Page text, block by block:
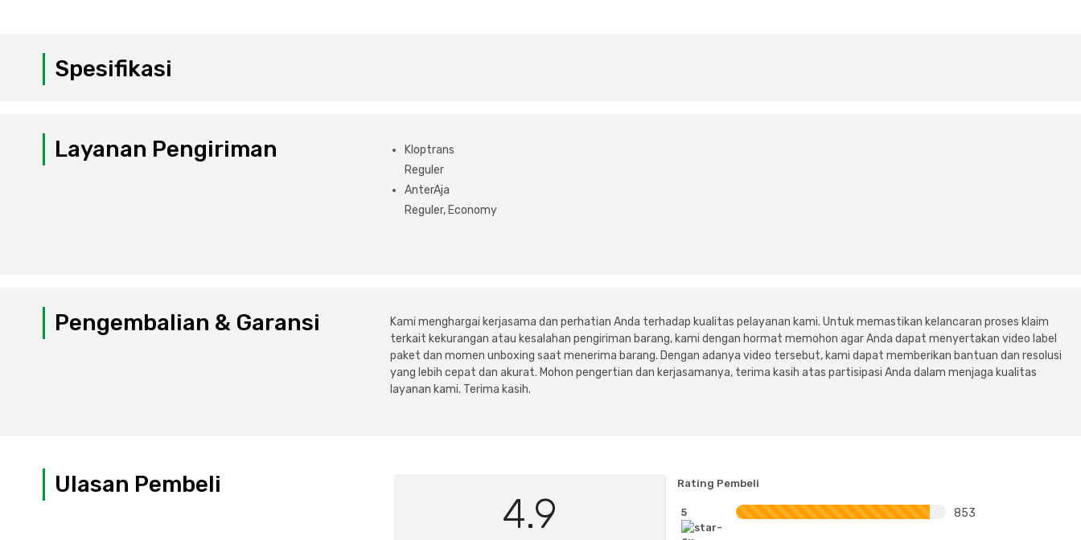
Spesifikasi
Layanan Pengiriman
Kloptrans
Reguler
AnterAja
Reguler, Economy
Pengembalian & Garansi
Kami menghargai kerjasama dan perhatian Anda terhadap kualitas pelayanan kami. Untuk memastikan kelancaran proses klaim
terkait kekurangan atau kesalahan pengiriman barang, kami dengan hormat memohon agar Anda dapat menyertakan video label
paket dan momen unboxing saat menerima barang. Dengan adanya video tersebut, kami dapat memberikan bantuan dan resolusi
yang lebih cepat dan akurat. Mohon pengertian dan kerjasamanya, terima kasih atas partisipasi Anda dalam menjaga kualitas
layanan kami. Terima kasih.
Ulasan Pembeli
4.9
Rating Pembeli
5 853